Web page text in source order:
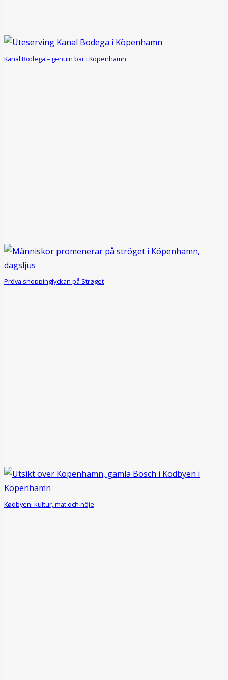
Kanal Bodega – genuin bar i Köpenhamn
Pröva shoppinglyckan på Strøget
Kødbyen: kultur, mat och nöje